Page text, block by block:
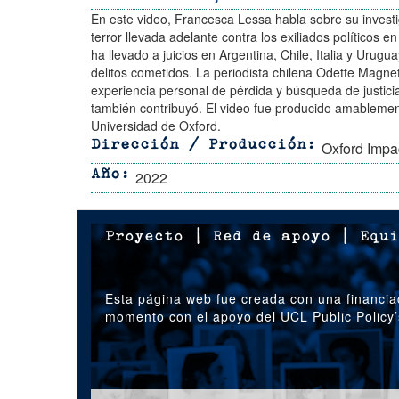
En este video, Francesca Lessa habla sobre su
terror llevada adelante contra los exiliados políticos
ha llevado a juicios en Argentina, Chile, Italia y
delitos cometidos. La periodista chilena Odette
experiencia personal de pérdida y búsqueda de
también contribuyó. El video fue producido
Universidad de Oxford.
Dirección / Producción Oxford
Año 2022
Proyecto |Red de apoyo |
Esta página web fue creada con una
momento con el apoyo del UCL Public